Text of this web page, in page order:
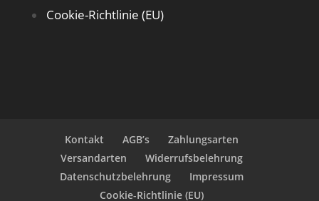
Cookie-Richtlinie (EU)
Kontakt AGB’s
Zahlungsarten
Versandarten
Widerrufsbelehrung
Datenschutzbelehrung
Impressum
Cookie-Richtlinie (EU)